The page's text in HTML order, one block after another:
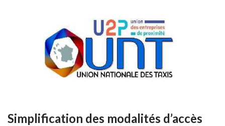
Simplification des modalités d’accès